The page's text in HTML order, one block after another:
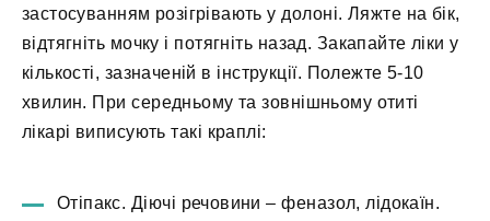
застосуванням розігрівають у долоні. Ляжте на бік,
відтягніть мочку і потягніть назад. Закапайте ліки у
кількості, зазначеній в інструкції. Полежте 5-10
хвилин. При середньому та зовнішньому отиті
лікарі виписують такі краплі:
Отіпакс. Діючі речовини – феназол, лідокаїн.